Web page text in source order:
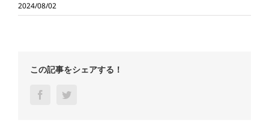
2024/08/02
この記事をシェアする！
Facebook